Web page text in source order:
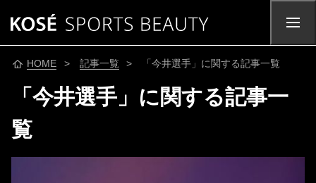
HOME > 記事一覧 > 「今井選手」に関する記事一覧
「今井選手」に関する記事一
覧